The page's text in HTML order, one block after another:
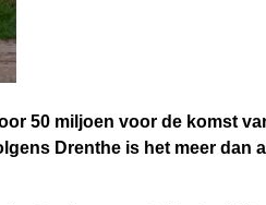
50 miljoen voor de komst
Drenthe is het meer